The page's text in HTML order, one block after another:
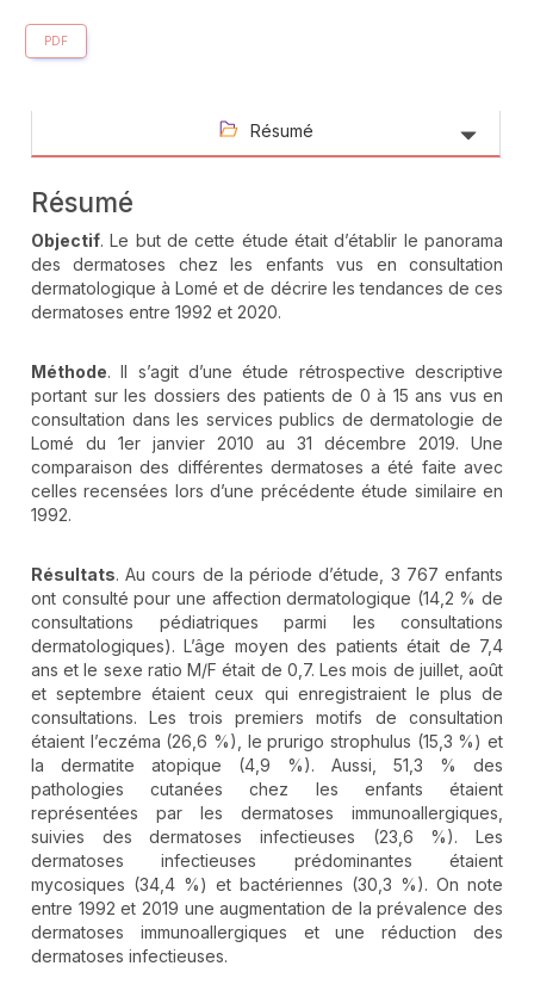
PDF
Résumé
Résumé
Objectif. Le but de cette étude était d’établir le panorama
des dermatoses chez les enfants vus en consultation
dermatologique à Lomé et de décrire les tendances de ces
dermatoses entre 1992 et 2020.
Méthode. Il s’agit d’une étude rétrospective descriptive
portant sur les dossiers des patients de 0 à 15 ans vus en
consultation dans les services publics de dermatologie de
Lomé du 1er janvier 2010 au 31 décembre 2019. Une
comparaison des différentes dermatoses a été faite avec
celles recensées lors d’une précédente étude similaire en
1992.
Résultats. Au cours de la période d’étude, 3 767 enfants
ont consulté pour une affection dermatologique (14,2 % de
consultations pédiatriques parmi les consultations
dermatologiques). L’âge moyen des patients était de 7,4
ans et le sexe ratio M/F était de 0,7. Les mois de juillet, août
et septembre étaient ceux qui enregistraient le plus de
consultations. Les trois premiers motifs de consultation
étaient l’eczéma (26,6 %), le prurigo strophulus (15,3 %) et
la dermatite atopique (4,9 %). Aussi, 51,3 % des
pathologies cutanées chez les enfants étaient
représentées par les dermatoses immunoallergiques,
suivies des dermatoses infectieuses (23,6 %). Les
dermatoses infectieuses prédominantes étaient
mycosiques (34,4 %) et bactériennes (30,3 %). On note
entre 1992 et 2019 une augmentation de la prévalence des
dermatoses immunoallergiques et une réduction des
dermatoses infectieuses.